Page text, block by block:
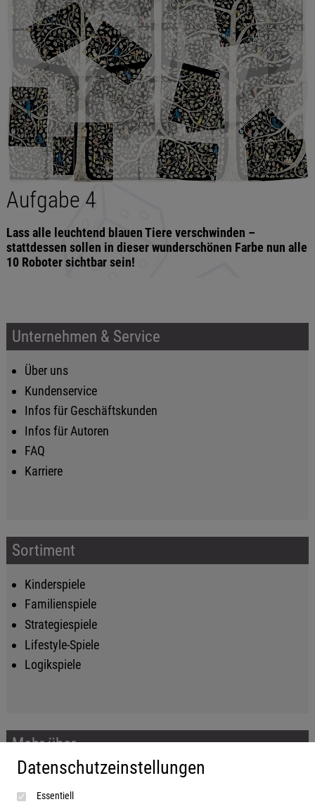
Aufgabe 4
Lass alle leuchtend blauen Tiere verschwinden –
stattdessen sollen in dieser wunderschönen Farbe nun alle
10 Roboter sichtbar sein!
Unternehmen & Service
Über uns
Kundenservice
Infos für Geschäftskunden
Infos für Autoren
FAQ
Karriere
Sortiment
Kinderspiele
Familienspiele
Strategiespiele
Lifestyle-Spiele
Logikspiele
Mehr über...
Impressum
AGB
Datenschutzeinstellungen
Essentiell